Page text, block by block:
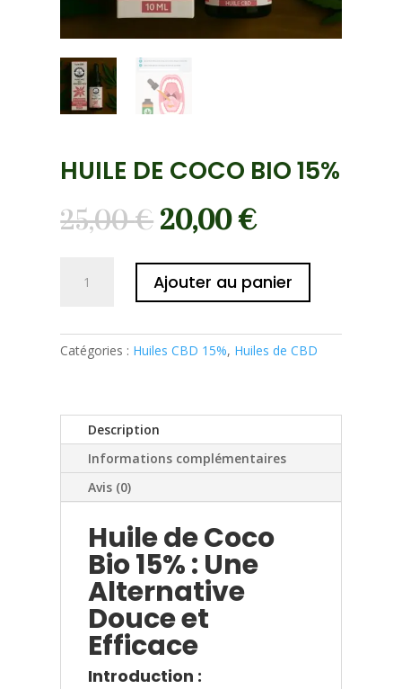
HUILE DE COCO BIO 15%
25,00€ 20,00€
COCO
Ajouter au panier
Catégories : Huiles CBD 15%, Huiles de CBD
Description
Informations complémentaires
Avis (0)
Huile de Coco
Bio 15% : Une
Alternative
Douce et
Efficace
Introduction :